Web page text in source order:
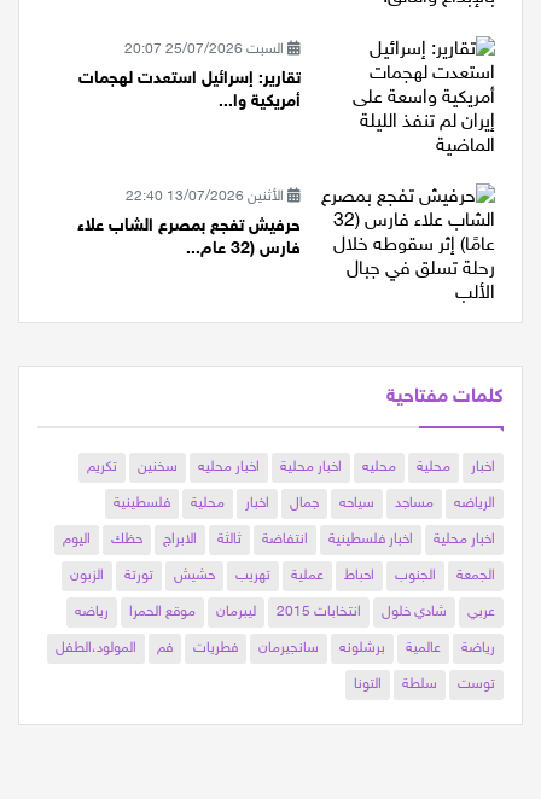
السبت 25/07/2026 20:07
تقارير: إسرائيل استعدت لهجمات
أمريكية وا...
الأثنين 13/07/2026 22:40
حرفيش تفجع بمصرع الشاب علاء
فارس (32 عام...
كلمات مفتاحية
اخبار محلية محليه اخبار محلية اخبار محليه سخنين
تكريم
الرياضه
مساجد سياحه جمال اخبار محلية
فلسطينية
اخبار محلية
اخبار فلسطينية انتفاضة ثالثة الابراج حظك
اليوم
الجمعة
الجنوب احباط عملية تهريب حشيش تورتة
الزبون
عربي
شادي خلول انتخابات 2015 ليبرمان موقع الحمرا
رياضه
رياضة
عالمية برشلونه سانجيرمان فطريات فم
المولود،الطفل
توست
سلطة التونا